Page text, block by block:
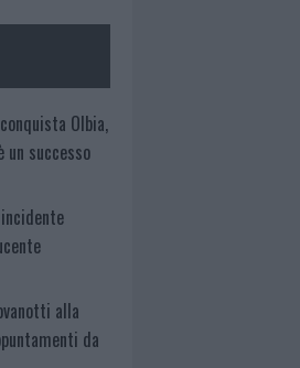
Olbia,
un successo
alla
da